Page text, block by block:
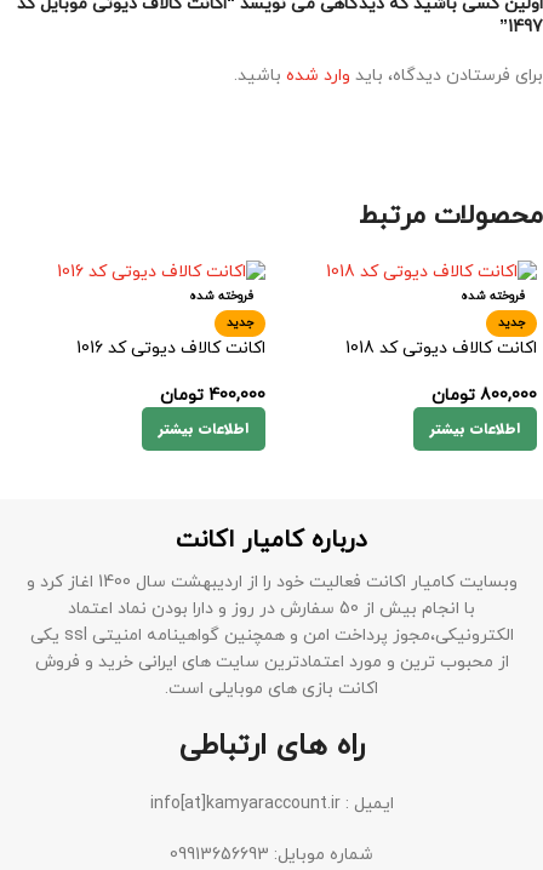
1497”
برای فرستادن دیدگاه، باید وارد شده باشید.
محصولات مرتبط
فروخته شده
جدید
اکانت کالاف دیوتی کد 1018
800,000 تومان
اطلاعات بیشتر
فروخته شده
جدید
اکانت کالاف دیوتی کد 1016
400,000 تومان
اطلاعات بیشتر
درباره کامیار اکانت
وبسایت کامیار اکانت فعالیت خود را از اردیبهشت سال 1400 اغاز کرد و
با انجام بیش از 50 سفارش در روز و دارا بودن نماد اعتماد
الکترونیکی،مجوز پرداخت امن و همچنین گواهینامه امنیتی ssl یکی
از محبوب ترین و مورد اعتمادترین سایت های ایرانی خرید و فروش
اکانت بازی های موبایلی است.
راه های ارتباطی
ایمیل : info[at]kamyaraccount.ir
شماره موبایل: 09913656693